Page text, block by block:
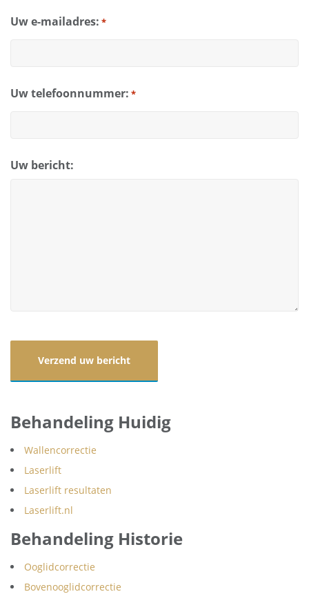
Uw e-mailadres: *
Uw telefoonnummer: *
Uw bericht:
Behandeling Huidig
Wallencorrectie
Laserlift
Laserlift resultaten
Laserlift.nl
Behandeling Historie
Ooglidcorrectie
Bovenooglidcorrectie